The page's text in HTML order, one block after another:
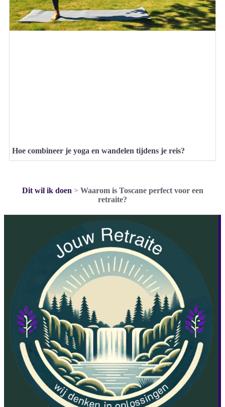
Hoe combineer je yoga en wandelen tijdens je reis?
Dit wil ik doen > Waarom is Toscane perfect voor een
retraite?